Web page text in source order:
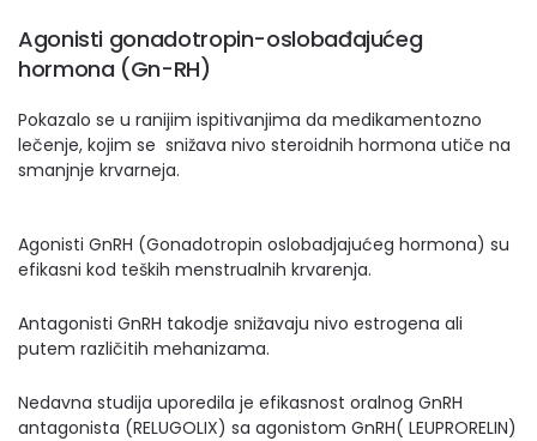
Agonisti gonadotropin-oslobađajućeg
hormona (Gn-RH)
Pokazalo se u ranijim ispitivanjima da medikamentozno
lečenje, kojim se snižava nivo steroidnih hormona utiče na
smanjnje krvarneja.
Agonisti GnRH (Gonadotropin oslobadjajućeg hormona) su
efikasni kod teških menstrualnih krvarenja.
Antagonisti GnRH takodje snižavaju nivo estrogena ali
putem različitih mehanizama.
Nedavna studija uporedila je efikasnost oralnog GnRH
antagonista (RELUGOLIX) sa agonistom GnRH( LEUPRORELIN)